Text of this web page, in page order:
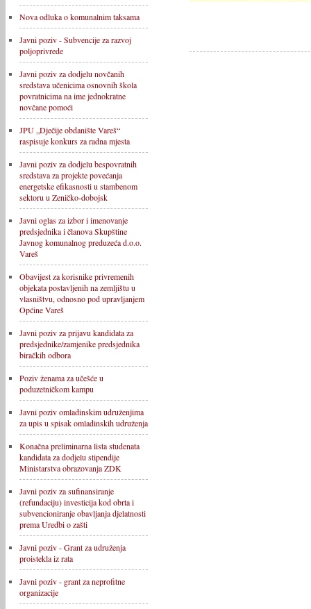
Nova odluka o komunalnim taksama
Javni poziv - Subvencije za razvoj
poljoprivrede
Javni poziv za dodjelu novčanih
sredstava učenicima osnovnih škola
povratnicima na ime jednokratne
novčane pomoći
JPU „Dječije obdanište Vareš“
raspisuje konkurs za radna mjesta
Javni poziv za dodjelu bespovratnih
sredstava za projekte povećanja
energetske efikasnosti u stambenom
sektoru u Zeničko-dobojsk
Javni oglas za izbor i imenovanje
predsjednika i članova Skupštine
Javnog komunalnog preduzeća d.o.o.
Vareš
Obavijest za korisnike privremenih
objekata postavljenih na zemljištu u
vlasništvu, odnosno pod upravljanjem
Općine Vareš
Javni poziv za prijavu kandidata za
predsjednike/zamjenike predsjednika
biračkih odbora
Poziv ženama za učešće u
poduzetničkom kampu
Javni poziv omladinskim udruženjima
za upis u spisak omladinskih udruženja
Konačna preliminarna lista studenata
kandidata za dodjelu stipendije
Ministarstva obrazovanja ZDK
Javni poziv za sufinansiranje
(refundaciju) investicija kod obrta i
subvencioniranje obavljanja djelatnosti
prema Uredbi o zašti
Javni poziv - Grant za udruženja
proistekla iz rata
Javni poziv - grant za neprofitne
organizacije